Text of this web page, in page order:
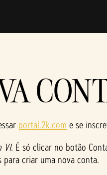
portal.2k.com e se
VI. É só clicar no botão
criar uma nova conta.